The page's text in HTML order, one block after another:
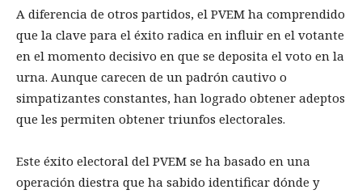
A diferencia de otros partidos, el PVEM ha comprendido
que la clave para el éxito radica en influir en el votante
en el momento decisivo en que se deposita el voto en la
urna. Aunque carecen de un padrón cautivo o
simpatizantes constantes, han logrado obtener adeptos
que les permiten obtener triunfos electorales.
Este éxito electoral del PVEM se ha basado en una
operación diestra que ha sabido identificar dónde y